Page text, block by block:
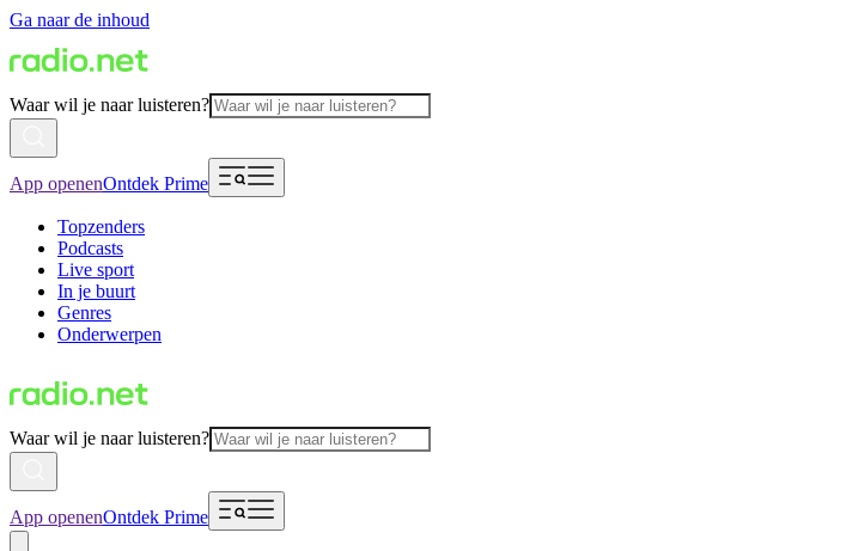
Ga naar de inhoud
Waar wil je naar luisteren?
App openenOntdek Prime
Topzenders
Podcasts
Live sport
In je buurt
Genres
Onderwerpen
Waar wil je naar luisteren?
App openenOntdek Prime